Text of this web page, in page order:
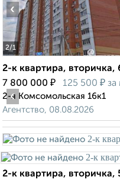
2/1
‹
2-к квартира, вторичка,
7 800 000 ₽ 125 500 ₽ за
2-я Комсомольская 16к1
Агентство, 08.08.2026
‹
2-к квартира, вторичка,